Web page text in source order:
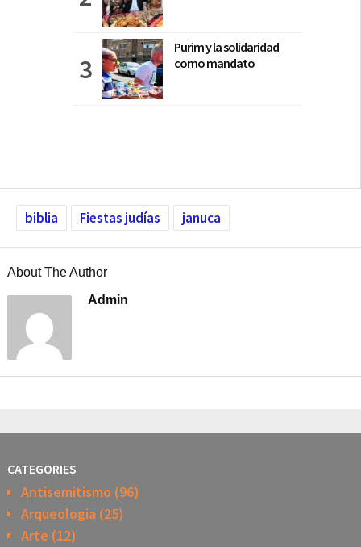
Purim y la solidaridad
como mandato
biblia Fiestas judías januca
About The Author
Admin
CATEGORIES
Antisemitismo (96)
Arqueologia(25)
Arte (12)